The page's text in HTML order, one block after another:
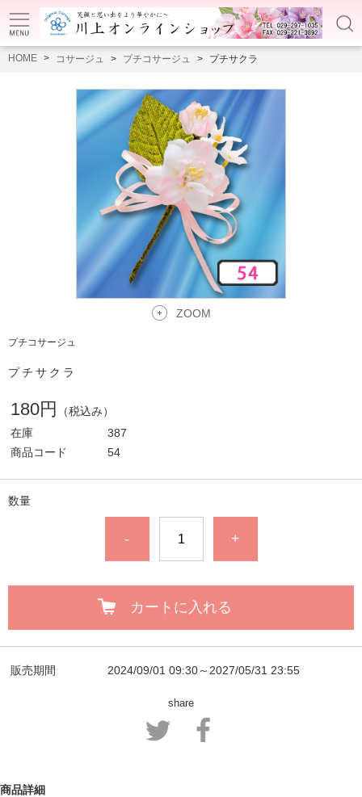
HOME コサージュ プチコサージュ プチサクラ
ZOOM
プチコサージュ
プチサクラ
180円
（税込み）
在庫
387
商品コード
54
数量
- +
カートに入れる
販売期間 2024/09/01 09:30～2027/05/31 23:55
share
商品詳細